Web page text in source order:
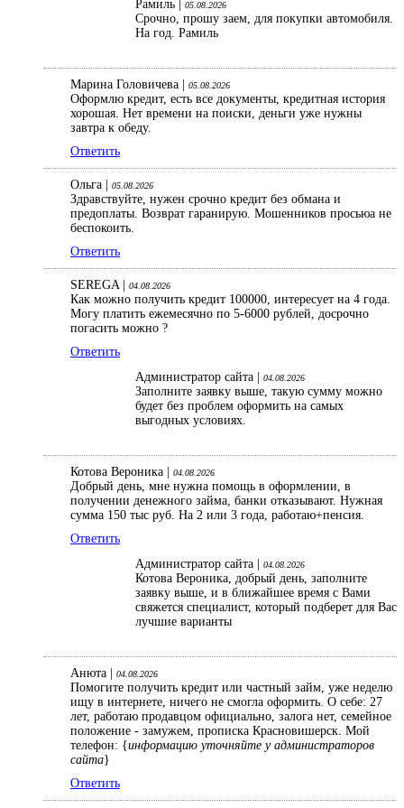
Рамиль | 05.08.2026
Срочно, прошу заем, для покупки автомобиля.
На год. Рамиль
Марина Головичева | 05.08.2026
Оформлю кредит, есть все документы, кредитная история
хорошая. Нет времени на поиски, деньги уже нужны
завтра к обеду.
Ответить
Ольга | 05.08.2026
Здравствуйте, нужен срочно кредит без обмана и
предоплаты. Возврат гаранирую. Мошенников просьюа не
беспокоить.
Ответить
SEREGA | 04.08.2026
Как можно получить кредит 100000, интересует на 4 года.
Могу платить ежемесячно по 5-6000 рублей, досрочно
погасить можно ?
Ответить
Администратор сайта |
04.08.2026
Заполните заявку выше, такую сумму можно
будет без проблем оформить на самых
выгодных условиях.
Котова Вероника | 04.08.2026
Добрый день, мне нужна помощь в оформлении, в
получении денежного займа, банки отказывают. Нужная
сумма 150 тыс руб. На 2 или 3 года, работаю+пенсия.
Ответить
Администратор сайта |
04.08.2026
Котова Вероника, добрый день, заполните
заявку выше, и в ближайшее время с Вами
свяжется специалист, который подберет для Вас
лучшие варианты
Анюта | 04.08.2026
Помогите получить кредит или частный займ, уже неделю
ищу в интернете, ничего не смогла оформить. О себе: 27
лет, работаю продавцом официально, залога нет, семейное
положение - замужем, прописка Красновишерск. Мой
телефон: {информацию уточняйте у администраторов
сайта}
Ответить